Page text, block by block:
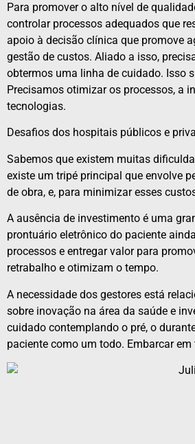
Para promover o alto nível de
controlar processos adequados que
apoio à decisão clínica que promove
gestão de custos. Aliado a isso,
obtermos uma linha de cuidado. Isso
Precisamos otimizar os processos, a
tecnologias.
Desafios dos hospitais públicos e
Sabemos que existem muitas
existe um tripé principal que envolve
de obra, e, para minimizar esses
A ausência de investimento é uma
prontuário eletrônico do paciente
processos e entregar valor para
retrabalho e otimizam o tempo.
A necessidade dos gestores está
sobre inovação na área da saúde e
cuidado contemplando o pré, o
paciente como um todo. Embarcar